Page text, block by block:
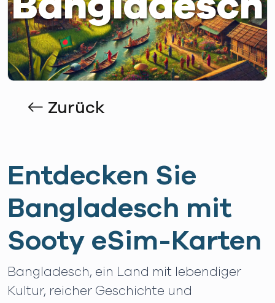
Zurück
Entdecken Sie
Bangladesch mit
Sooty eSim-Karten
Bangladesch, ein Land mit lebendiger
Kultur, reicher Geschichte und